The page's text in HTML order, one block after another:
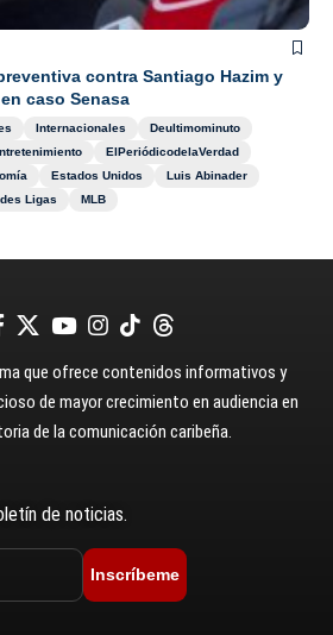
contra Santiago Hazim y
caso Senasa
Internacionales
Deultimominuto
ElPeriódicodelaVerdad
Estados Unidos
Luis Abinader
Ligas MLB
que ofrece contenidos informativos y
de mayor crecimiento en audiencia en
de la comunicación caribeña.
de noticias.
Inscríbeme